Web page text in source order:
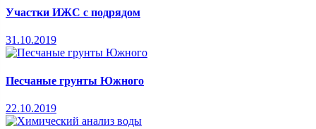
Участки ИЖС с подрядом
31.10.2019
Песчаные грунты Южного
22.10.2019